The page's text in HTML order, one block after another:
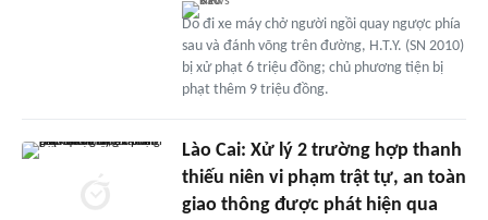
Do đi xe máy chở người ngồi quay ngược phía
sau và đánh võng trên đường, H.T.Y. (SN 2010)
bị xử phạt 6 triệu đồng; chủ phương tiện bị
phạt thêm 9 triệu đồng.
Lào Cai: Xử lý 2 trường hợp thanh
thiếu niên vi phạm trật tự, an toàn
giao thông được phát hiện qua